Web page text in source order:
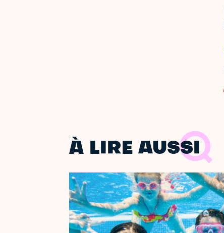
À LIRE AUSSI